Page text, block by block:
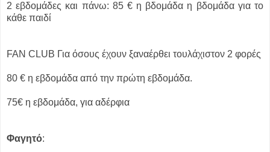
2 εβδομάδες και πάνω: 85 € η βδομάδα η βδομάδα για το
κάθε παιδί
FAN CLUB Για όσους έχουν ξαναέρθει τουλάχιστον 2 φορές
80 € η εβδομάδα από την πρώτη εβδομάδα.
75€ η εβδομάδα, για αδέρφια
Φαγητό: